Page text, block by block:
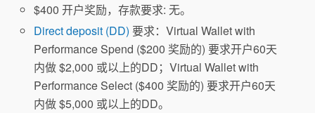
$400 开户奖励，存款要求: 无。
Direct deposit (DD) 要求：Virtual Wallet with
Performance Spend ($200 奖励的) 要求开户60天
内做 $2,000 或以上的DD；Virtual Wallet with
Performance Select ($400 奖励的) 要求开户60天
内做 $5,000 或以上的DD。